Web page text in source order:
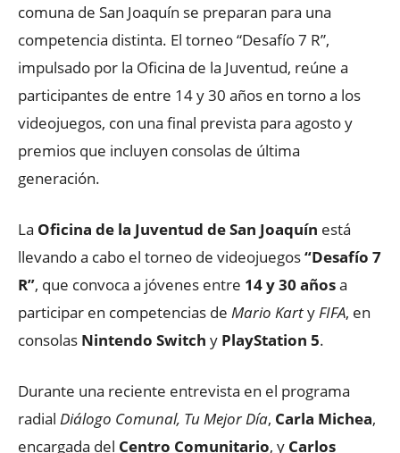
comuna de San Joaquín se preparan para una
competencia distinta. El torneo “Desafío 7 R”,
impulsado por la Oficina de la Juventud, reúne a
participantes de entre 14 y 30 años en torno a los
videojuegos, con una final prevista para agosto y
premios que incluyen consolas de última
generación.
La Oficina de la Juventud de San Joaquín está
llevando a cabo el torneo de videojuegos“Desafío 7
R”, que convoca a jóvenes entre 14 y 30 añosa
participar en competencias de Mario KartyFIFA, en
consolas Nintendo Switch y PlayStation 5.
Durante una reciente entrevista en el programa
radial Diálogo Comunal, Tu Mejor Día, Carla Michea,
encargada del Centro Comunitario, y Carlos